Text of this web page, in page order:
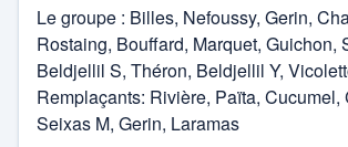
Volley-ball
Le groupe : Billes, Nefoussy, Gerin,
Rostaing, Bouffard, Marquet, Guichon,
Beldjellil S, Théron, Beldjellil Y,
Remplaçants: Rivière, Païta, Cucumel,
Seixas M, Gerin, Laramas